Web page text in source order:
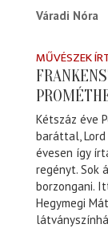
Váradi Nóra
MŰVÉSZEK
Kétszáz éve
baráttal,
évesen így
regényt. Sok
borzongani.
Hegymegi